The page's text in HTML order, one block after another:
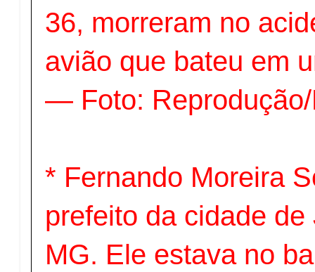
36, morreram no
avião que bateu em
— Foto:
* Fernando Moreira
prefeito da cidade
MG. Ele estava no